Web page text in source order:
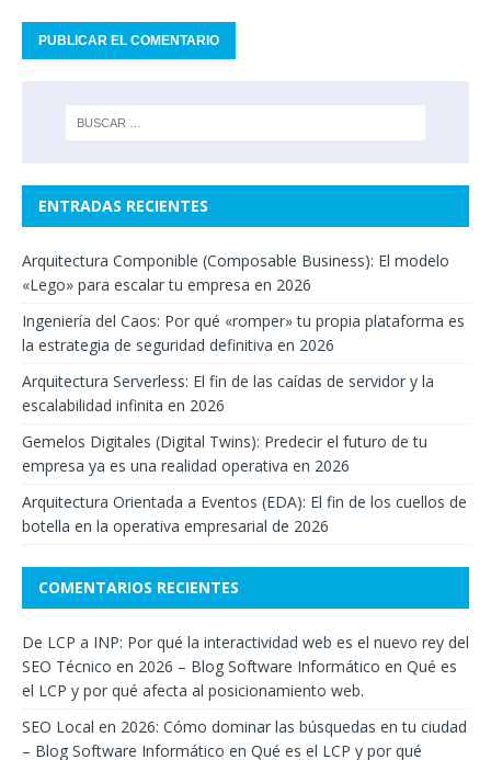
ENTRADAS RECIENTES
Arquitectura Componible (Composable Business): El modelo
«Lego» para escalar tu empresa en 2026
Ingeniería del Caos: Por qué «romper» tu propia plataforma es
la estrategia de seguridad definitiva en 2026
Arquitectura Serverless: El fin de las caídas de servidor y la
escalabilidad infinita en 2026
Gemelos Digitales (Digital Twins): Predecir el futuro de tu
empresa ya es una realidad operativa en 2026
Arquitectura Orientada a Eventos (EDA): El fin de los cuellos de
botella en la operativa empresarial de 2026
COMENTARIOS RECIENTES
De LCP a INP: Por qué la interactividad web es el nuevo rey del
SEO Técnico en 2026 – Blog Software Informático en Qué es
el LCP y por qué afecta al posicionamiento web.
SEO Local en 2026: Cómo dominar las búsquedas en tu ciudad
– Blog Software Informático en Qué es el LCP y por qué